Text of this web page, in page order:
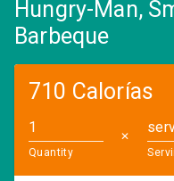
Hungry-Man,
Barbeque
710 Calorías
Quantity
✕